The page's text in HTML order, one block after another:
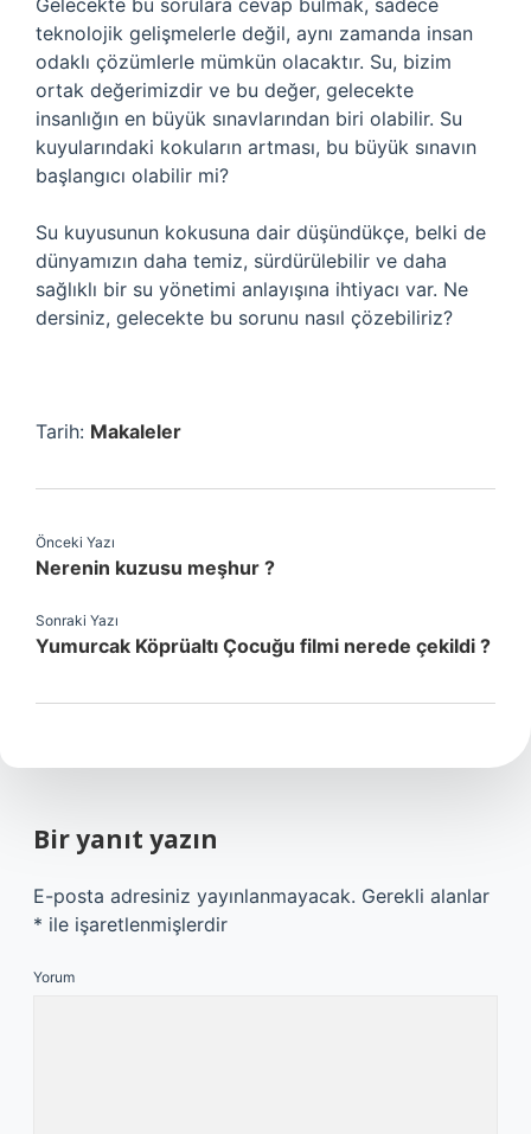
Gelecekte bu sorulara cevap bulmak, sadece
teknolojik gelişmelerle değil, aynı zamanda insan
odaklı çözümlerle mümkün olacaktır. Su, bizim
ortak değerimizdir ve bu değer, gelecekte
insanlığın en büyük sınavlarından biri olabilir. Su
kuyularındaki kokuların artması, bu büyük sınavın
başlangıcı olabilir mi?
Su kuyusunun kokusuna dair düşündükçe, belki de
dünyamızın daha temiz, sürdürülebilir ve daha
sağlıklı bir su yönetimi anlayışına ihtiyacı var. Ne
dersiniz, gelecekte bu sorunu nasıl çözebiliriz?
Tarih: Makaleler
Önceki Yazı
Nerenin kuzusu meşhur ?
Sonraki Yazı
Yumurcak Köprüaltı Çocuğu filmi nerede çekildi ?
Bir yanıt yazın
E-posta adresiniz yayınlanmayacak. Gerekli alanlar
* ile işaretlenmişlerdir
Yorum